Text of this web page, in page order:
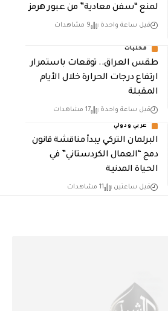
لمنع “سفن معادية” من عبور هرمز
قبل ساعة واحدة 9 مشاهدات
محليات
طقس العراق.. توقعات باستمرار
ارتفاع درجات الحرارة خلال الأيام
المقبلة
قبل ساعة واحدة 17 مشاهدات
عربي ودولي
البرلمان التركي يبدأ مناقشة قانون
دمج “العمال الكردستاني” في
الحياة المدنية
قبل ساعتين 11 مشاهدات